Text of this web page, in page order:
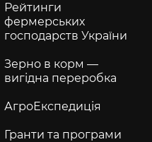
Рейтинги
фермерських
господарств України
Зерно в корм —
вигідна переробка
АгроЕкспедиція
Гранти та програми